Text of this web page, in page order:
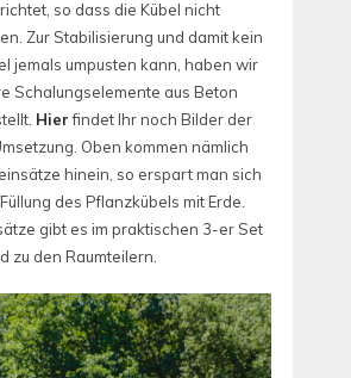
so dass die Kübel nicht
Zur Stabilisierung und damit kein
jemals umpusten kann, haben wir
Schalungselemente aus Beton
Hierfindet Ihr noch Bilder der
Oben kommen nämlich
hinein, so erspart man sich
des Pflanzkübels mit Erde.
gibt es im praktischen 3-er Set
zu den Raumteilern.